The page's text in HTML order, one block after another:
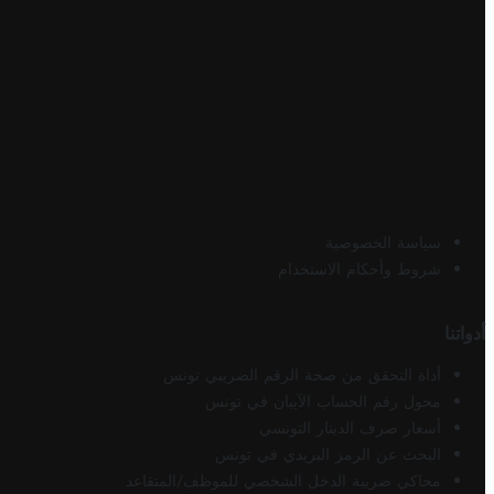
سياسة الخصوصية
شروط وأحكام الاستخدام
أدواتنا
أداة التحقق من صحة الرقم الضريبي تونس
محول رقم الحساب الآيبان في تونس
أسعار صرف الدينار التونسي
البحث عن الرمز البريدي في تونس
محاكي ضريبة الدخل الشخصي للموظف/المتقاعد